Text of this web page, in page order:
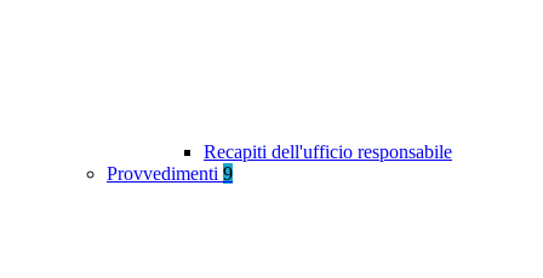
Recapiti dell'ufficio responsabile
Provvedimenti 9